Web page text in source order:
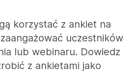
korzystać z ankiet na
uczestników
lub webinaru. Dowiedz
z ankietami jako